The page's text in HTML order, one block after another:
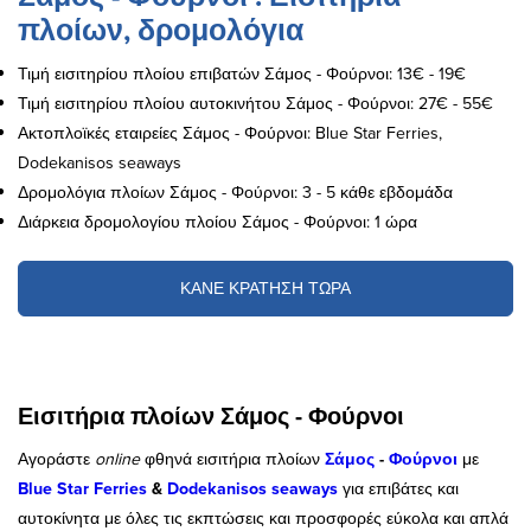
πλοίων, δρομολόγια
Τιμή εισιτηρίου πλοίου επιβατών Σάμος - Φούρνοι: 13€ - 19€
Τιμή εισιτηρίου πλοίου αυτοκινήτου Σάμος - Φούρνοι: 27€ - 55€
Ακτοπλοϊκές εταιρείες Σάμος - Φούρνοι: Blue Star Ferries,
Dodekanisos seaways
Δρομολόγια πλοίων Σάμος - Φούρνοι: 3 - 5 κάθε εβδομάδα
Διάρκεια δρομολογίου πλοίου Σάμος - Φούρνοι: 1 ώρα
ΚΑΝΕ ΚΡΑΤΗΣΗ ΤΩΡΑ
Εισιτήρια πλοίων Σάμος - Φούρνοι
Αγοράστε onlineφθηνά εισιτήρια πλοίων Σάμος - Φούρνοι με
Blue Star Ferries & Dodekanisos seaways για επιβάτες και
αυτοκίνητα με όλες τις εκπτώσεις και προσφορές εύκολα και απλά